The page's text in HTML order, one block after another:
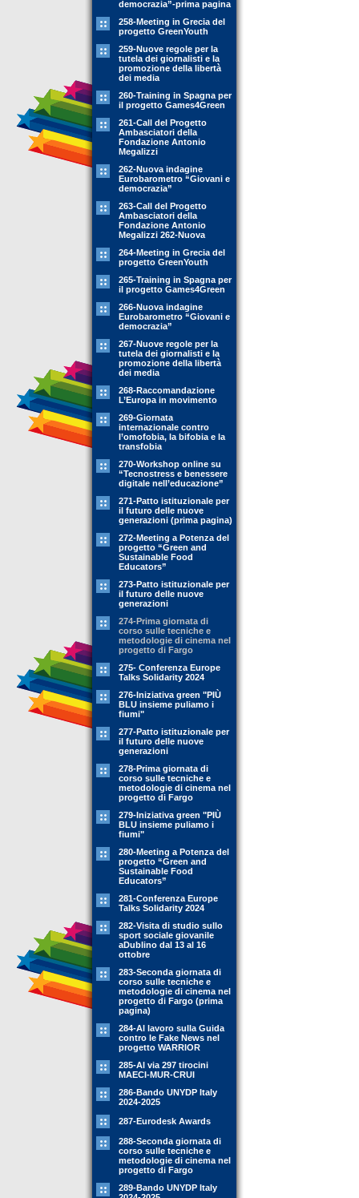
democrazia”-prima pagina
258-Meeting in Grecia del
progetto GreenYouth
259-Nuove regole per la
tutela dei giornalisti e la
promozione della libertà
dei media
260-Training in Spagna per
il progetto Games4Green
261-Call del Progetto
Ambasciatori della
Fondazione Antonio
Megalizzi
262-Nuova indagine
Eurobarometro “Giovani e
democrazia”
263-Call del Progetto
Ambasciatori della
Fondazione Antonio
Megalizzi 262-Nuova
264-Meeting in Grecia del
progetto GreenYouth
265-Training in Spagna per
il progetto Games4Green
266-Nuova indagine
Eurobarometro “Giovani e
democrazia”
267-Nuove regole per la
tutela dei giornalisti e la
promozione della libertà
dei media
268-Raccomandazione
L’Europa in movimento
269-Giornata
internazionale contro
l’omofobia, la bifobia e la
transfobia
270-Workshop online su
“Tecnostress e benessere
digitale nell’educazione”
271-Patto istituzionale per
il futuro delle nuove
generazioni (prima pagina)
272-Meeting a Potenza del
progetto “Green and
Sustainable Food
Educators”
273-Patto istituzionale per
il futuro delle nuove
generazioni
274-Prima giornata di
corso sulle tecniche e
metodologie di cinema nel
progetto di Fargo
275- Conferenza Europe
Talks Solidarity 2024
276-Iniziativa green "PIÙ
BLU insieme puliamo i
fiumi"
277-Patto istituzionale per
il futuro delle nuove
generazioni
278-Prima giornata di
corso sulle tecniche e
metodologie di cinema nel
progetto di Fargo
279-Iniziativa green "PIÙ
BLU insieme puliamo i
fiumi"
280-Meeting a Potenza del
progetto “Green and
Sustainable Food
Educators”
281-Conferenza Europe
Talks Solidarity 2024
282-Visita di studio sullo
sport sociale giovanile
aDublino dal 13 al 16
ottobre
283-Seconda giornata di
corso sulle tecniche e
metodologie di cinema nel
progetto di Fargo (prima
pagina)
284-Al lavoro sulla Guida
contro le Fake News nel
progetto WARRIOR
285-Al via 297 tirocini
MAECI-MUR-CRUI
286-Bando UNYDP Italy
2024-2025
287-Eurodesk Awards
288-Seconda giornata di
corso sulle tecniche e
metodologie di cinema nel
progetto di Fargo
289-Bando UNYDP Italy